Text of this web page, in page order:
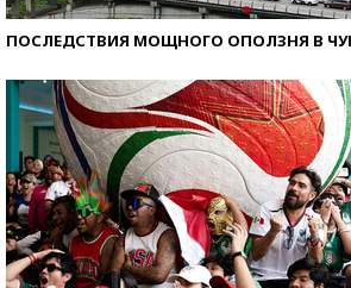
ПОСЛЕДСТВИЯ МОЩНОГО ОПОЛЗНЯ В